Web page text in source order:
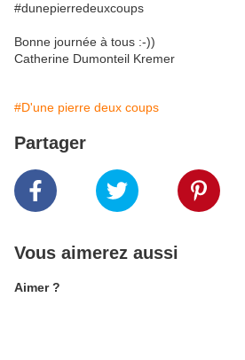
#dunepierredeuxcoups
Bonne journée à tous :-))
Catherine Dumonteil Kremer
#D'une pierre deux coups
Partager
Vous aimerez aussi
Aimer ?